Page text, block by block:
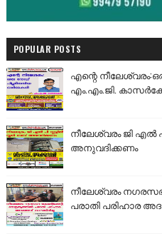
POPULAR POSTS
എന്റെ
എം.എം.ജി.
നീലേശ്വരം ജി
അനുവദിക്കണം
നീലേശ്വരം
പരാതി പരിഹാര